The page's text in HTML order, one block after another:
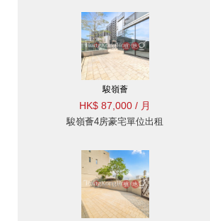
駿嶺薈
HK$ 87,000 / 月
駿嶺薈4房豪宅單位出租